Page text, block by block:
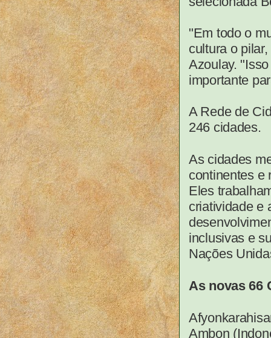
"Em todo o
cultura o
Azoulay.
importante
A Rede de
246 cidades.
As cidades
continentes e
Eles
criatividade e
inclusivas e
Nações
As novas 66
Ambon